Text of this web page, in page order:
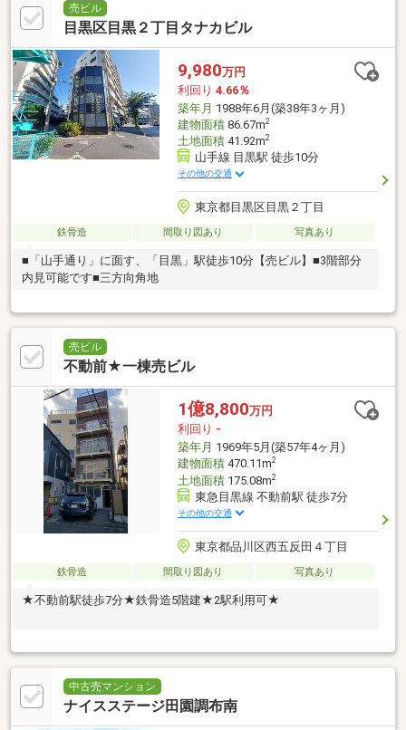
売ビル
目黒区目黒２丁目タナカビル
9,980万円
利回り 4.66％
築年月 1988年6月(築38年3ヶ月)
建物面積86.67m2
土地面積41.92m2
山手線 目黒駅 徒歩10分
その他の交通
東京都目黒区目黒２丁目
鉄骨造 間取り図あり 写真あり
■「山手通り」に面す、「目黒」駅徒歩10分【売ビル】■3階部分
内見可能です■三方向角地
売ビル
不動前★一棟売ビル
1億8,800万円
利回り -
築年月 1969年5月(築57年4ヶ月)
建物面積470.11m2
土地面積175.08m2
東急目黒線 不動前駅 徒歩7分
その他の交通
東京都品川区西五反田４丁目
鉄骨造 間取り図あり 写真あり
★不動前駅徒歩7分★鉄骨造5階建★2駅利用可★
中古売マンション
ナイスステージ田園調布南